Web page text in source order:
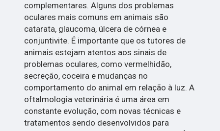
complementares. Alguns dos problemas
oculares mais comuns em animais são
catarata, glaucoma, úlcera de córnea e
conjuntivite. É importante que os tutores de
animais estejam atentos aos sinais de
problemas oculares, como vermelhidão,
secreção, coceira e mudanças no
comportamento do animal em relação à luz. A
oftalmologia veterinária é uma área em
constante evolução, com novas técnicas e
tratamentos sendo desenvolvidos para